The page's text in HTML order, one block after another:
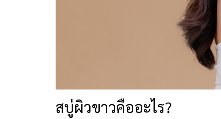
สบู่ผิวขาวคืออะไร?